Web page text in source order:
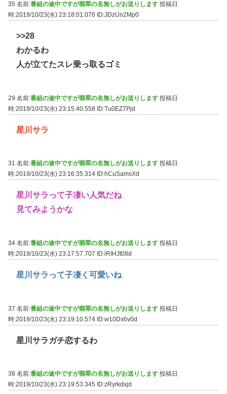
35 名前:番組の途中ですが翡翠の名無しがお送りします 投稿日
時:2019/10/23(水) 23:18:01.076
ID:JDzUn2Mp0
>>28
わかるわ
人が立てたスレ乗っ取るゴミ
29 名前:番組の途中ですが翡翠の名無しがお送りします 投稿日
時:2019/10/23(水) 23:15:40.558 ID:Tu0EZ7Pjd
星川サラ
31 名前:番組の途中ですが翡翠の名無しがお送りします 投稿日
時:2019/10/23(水) 23:16:35.314 ID:hCuSamsXd
星川サラって子凄い人気だね
見てみようかな
34 名前:番組の途中ですが翡翠の名無しがお送りします 投稿日
時:2019/10/23(水) 23:17:57.707
ID:iRIHJt08d
星川サラって子凄く可愛いね
37 名前:番組の途中ですが翡翠の名無しがお送りします 投稿日
時:2019/10/23(水) 23:19:10.574 ID:w10Dx6v0d
星川サラガチ恋するわ
38 名前:番組の途中ですが翡翠の名無しがお送りします 投稿日
時:2019/10/23(水) 23:19:53.345
ID:zRyrkdxjd